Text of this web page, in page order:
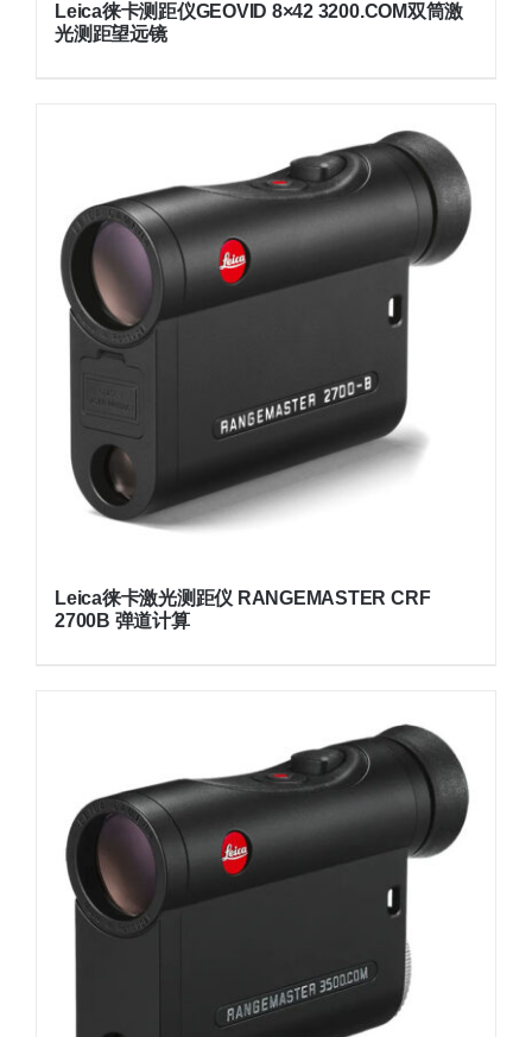
Leica徕卡测距仪GEOVID 8×42 3200.COM双筒激
光测距望远镜
Leica徕卡激光测距仪 RANGEMASTER CRF
2700B 弹道计算